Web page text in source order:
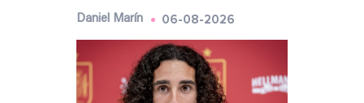
Daniel Marín 06-08-2026